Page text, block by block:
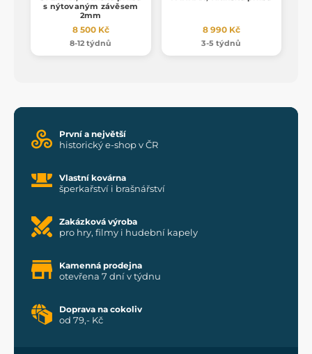
s nýtovaným závěsem
2mm
8 500 Kč
8-12 týdnů
8 990 Kč
3-5 týdnů
První a největší
historický e-shop v ČR
Vlastní kovárna
šperkařství i brašnářství
Zakázková výroba
pro hry, filmy i hudební kapely
Kamenná prodejna
otevřena 7 dní v týdnu
Doprava na cokoliv
od 79,- Kč